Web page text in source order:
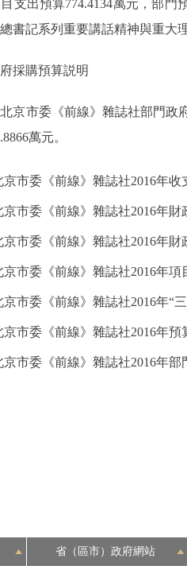
出預算774.4134萬元，部門
書記系列重要講話精神與重大
購預算説明
市委《前線》雜誌社部門政
萬元。
京市委《前線》雜誌社2016年收
京市委《前線》雜誌社2016年財
京市委《前線》雜誌社2016年
京市委《前線》雜誌社2016年項
京市委《前線》雜誌社2016年“
京市委《前線》雜誌社2016年預
京市委《前線》雜誌社2016年
省（區市）政府網站